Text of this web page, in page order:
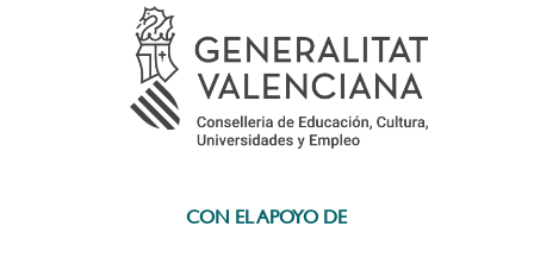
CON EL APOYO DE